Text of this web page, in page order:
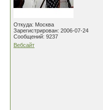
Откуда: Москва
Зарегистрирован: 2006-07-24
Сообщений: 9237
Вебсайт